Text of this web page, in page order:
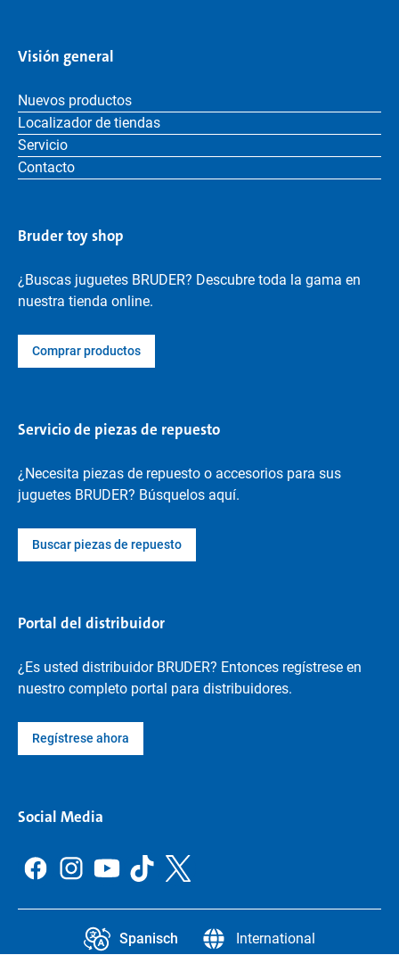
Visión general
Nuevos productos
Localizador de tiendas
Servicio
Contacto
Bruder toy shop
¿Buscas juguetes BRUDER? Descubre toda la gama en
nuestra tienda online.
Comprar productos
Servicio de piezas de repuesto
¿Necesita piezas de repuesto o accesorios para sus
juguetes BRUDER? Búsquelos aquí.
Buscar piezas de repuesto
Portal del distribuidor
¿Es usted distribuidor BRUDER? Entonces regístrese en
nuestro completo portal para distribuidores.
Regístrese ahora
Social Media
Spanisch International